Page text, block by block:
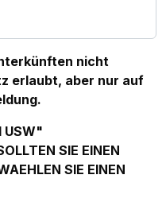
nicht
erlaubt, aber nur auf
USW"
SIE EINEN
SIE EINEN